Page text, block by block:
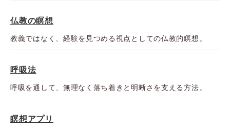
仏教の瞑想
教義ではなく、経験を見つめる視点としての仏教的瞑想。
呼吸法
呼吸を通して、無理なく落ち着きと明晰さを支える方法。
瞑想アプリ